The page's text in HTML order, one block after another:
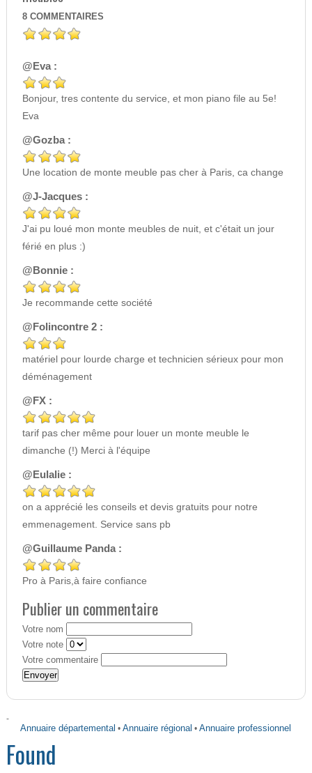
8 COMMENTAIRES
@Eva :
Bonjour, tres contente du service, et mon piano file au 5e!
Eva
@Gozba :
Une location de monte meuble pas cher à Paris, ca change
@J-Jacques :
J'ai pu loué mon monte meubles de nuit, et c'était un jour
férié en plus :)
@Bonnie :
Je recommande cette société
@Folincontre 2 :
matériel pour lourde charge et technicien sérieux pour mon
déménagement
@FX :
tarif pas cher même pour louer un monte meuble le
dimanche (!) Merci à l'équipe
@Eulalie :
on a apprécié les conseils et devis gratuits pour notre
emmenagement. Service sans pb
@Guillaume Panda :
Pro à Paris,à faire confiance
Publier un commentaire
Votre nom
Votre note
Votre commentaire
-
Annuaire départemental •Annuaire régional •Annuaire professionnel
Found